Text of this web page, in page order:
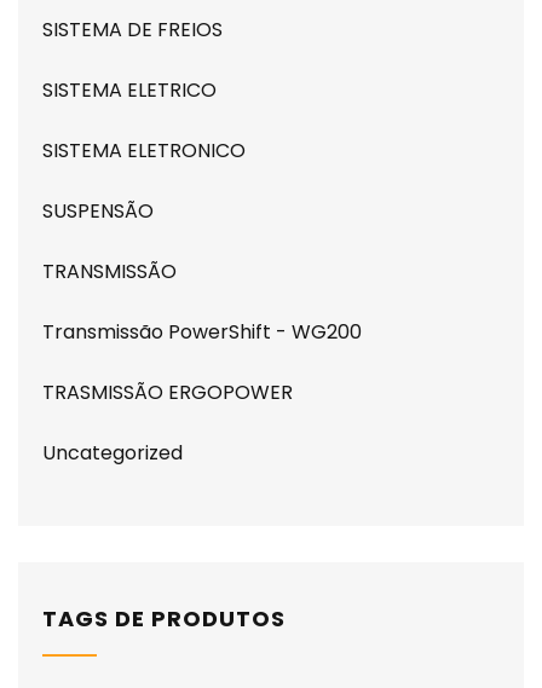
SISTEMA DE FREIOS
SISTEMA ELETRICO
SISTEMA ELETRONICO
SUSPENSÃO
TRANSMISSÃO
Transmissão PowerShift - WG200
TRASMISSÃO ERGOPOWER
Uncategorized
TAGS DE PRODUTOS